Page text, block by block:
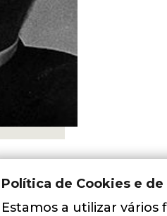
Política de Cookies e
Estamos a utilizar vários